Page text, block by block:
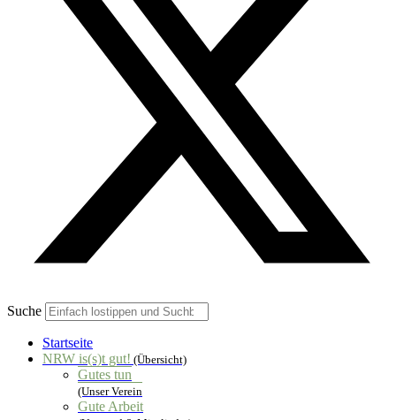
Suche
Startseite
NRW is(s)t gut! (Übersicht)
Gutes tun
(Unser Verein
Gute Arbeit